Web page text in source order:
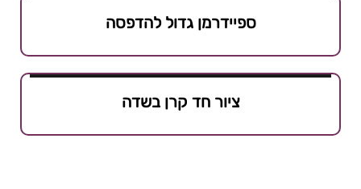
ספיידרמן גדול להדפסה
ציור חד קרן בשדה